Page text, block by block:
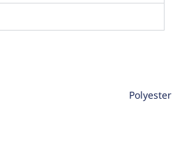
Polyester